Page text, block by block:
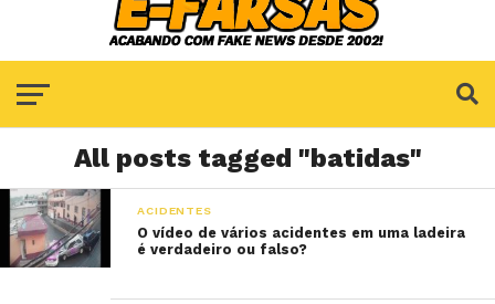
All posts tagged "batidas"
ACIDENTES
O vídeo de vários acidentes em uma ladeira
é verdadeiro ou falso?